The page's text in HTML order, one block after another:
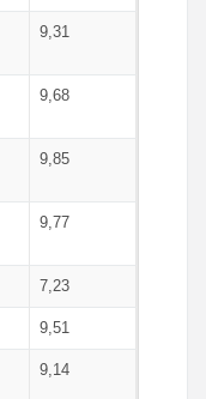
9,31
9,68
9,85
9,77
7,23
9,51
9,14